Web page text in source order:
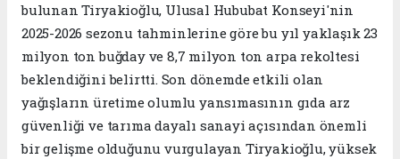
bulunan Tiryakioğlu, Ulusal Hububat Konseyi'nin
2025-2026 sezonu tahminlerine göre bu yıl yaklaşık 23
milyon ton buğday ve 8,7 milyon ton arpa rekoltesi
beklendiğini belirtti. Son dönemde etkili olan
yağışların üretime olumlu yansımasının gıda arz
güvenliği ve tarıma dayalı sanayi açısından önemli
bir gelişme olduğunu vurgulayan Tiryakioğlu, yüksek